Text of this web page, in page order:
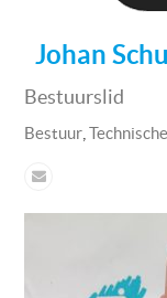
Johan
Bestuurslid
Bestuur ,